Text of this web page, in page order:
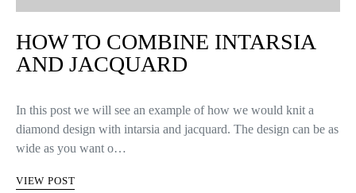
HOW TO COMBINE INTARSIA
AND JACQUARD
In this post we will see an example of how we would knit a
diamond design with intarsia and jacquard. The design can be as
wide as you want o…
VIEW POST